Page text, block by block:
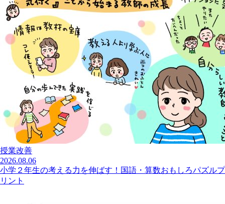
授業改善
2026.08.06
小学２年生の考える力を伸ばす！国語・算数おもしろパズルプ
リント